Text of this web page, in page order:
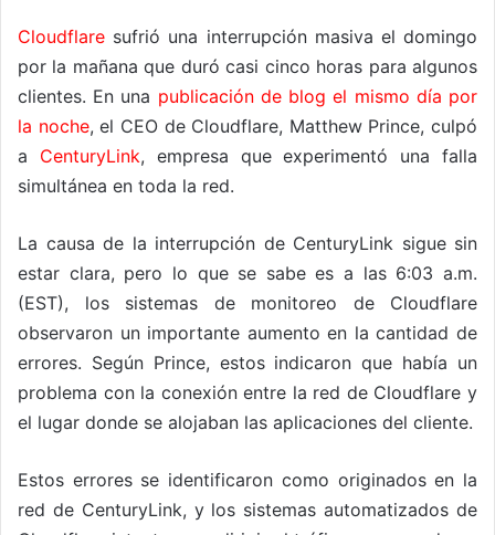
Cloudflare sufrió una interrupción masiva el domingo
por la mañana que duró casi cinco horas para algunos
clientes. En una publicación de blog el mismo día por
la noche, el CEO de Cloudflare, Matthew Prince, culpó
a CenturyLink, empresa que experimentó una falla
simultánea en toda la red.
La causa de la interrupción de CenturyLink sigue sin
estar clara, pero lo que se sabe es a las 6:03 a.m.
(EST), los sistemas de monitoreo de Cloudflare
observaron un importante aumento en la cantidad de
errores. Según Prince, estos indicaron que había un
problema con la conexión entre la red de Cloudflare y
el lugar donde se alojaban las aplicaciones del cliente.
Estos errores se identificaron como originados en la
red de CenturyLink, y los sistemas automatizados de